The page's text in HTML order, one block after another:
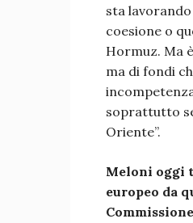
sta
coesione o
Hormuz. Ma
ma di fondi
soprattutto
Oriente”.
Meloni oggi
europeo da